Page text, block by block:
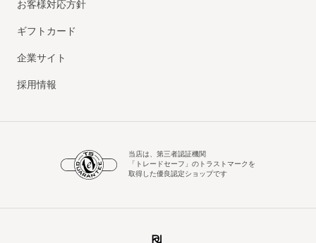
お客様対応方針
ギフトカード
企業サイト
採用情報
当店は、第三者認証機関
「トレードセーフ」のトラストマークを
取得した優良認定ショップです